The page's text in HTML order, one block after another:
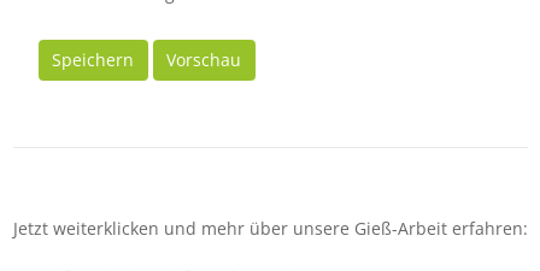
Speichern Vorschau
Jetzt weiterklicken und mehr über unsere Gieß-Arbeit erfahren: